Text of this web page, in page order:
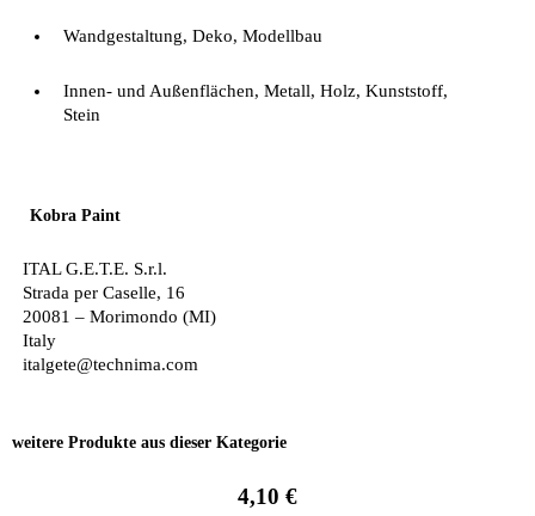
Wandgestaltung, Deko, Modellbau
Innen- und Außenflächen, Metall, Holz, Kunststoff,
Stein
Kobra Paint
ITAL G.E.T.E. S.r.l.
Strada per Caselle, 16
20081 – Morimondo (MI)
Italy
italgete@technima.com
weitere Produkte aus dieser Kategorie
4,10 €